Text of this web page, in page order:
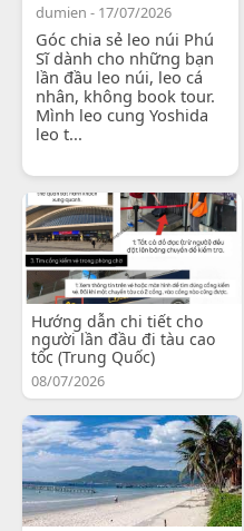
dumien - 17/07/2026
Góc chia sẻ leo núi Phú
Sĩ dành cho những bạn
lần đầu leo núi, leo cá
nhân, không book tour.
Mình leo cung Yoshida
leo t...
Hướng dẫn chi tiết cho
người lần đầu đi tàu cao
tốc (Trung Quốc)
08/07/2026